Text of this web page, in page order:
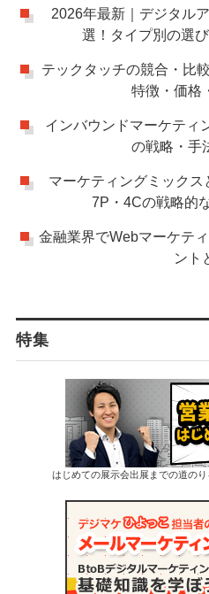
2026年最新｜デジタル
選！タイプ別の選
テックタッチの競合・比
特徴・価格
インバウンドマーケティ
の戦略・手
マーケティングミックス
7P・4Cの戦略的
金融業界でWebマーケテ
ント
特集
はじめての展示会出展までの道の